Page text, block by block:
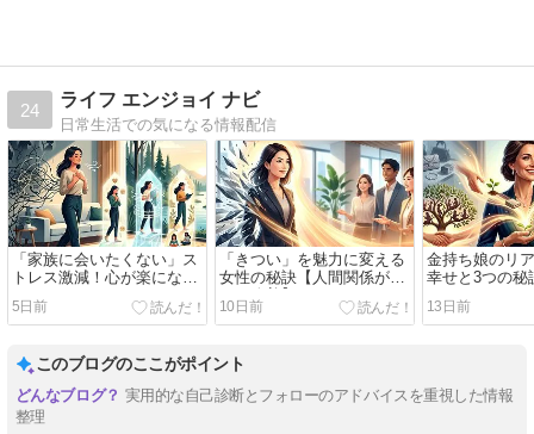
24
ライフ エンジョイ ナビ
日常生活での気になる情報配信
「家族に会いたくない」ス
トレス激減！心が楽になる
3STEP
5日前
「きつい」を魅力に変える
女性の秘訣【人間関係が
80%改善】
10日前
金持ち娘のリ
幸せと3つの秘
13日前
このブログのここがポイント
実用的な自己診断とフォローのアドバイスを重視した情報
整理